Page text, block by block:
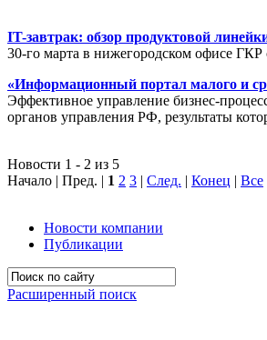
IT-завтрак: обзор продуктовой
30-го марта в нижегородском офисе
«Информационный портал малого и
Эффективное управление бизнес-
органов управления РФ, результаты
Новости 1 - 2 из 5
Начало | Пред. | 1 2 3 | След. | Конец | Все
Новости компании
Публикации
Расширенный поиск